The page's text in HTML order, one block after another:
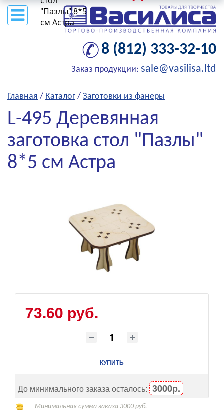
8 (812) 333-32-10
Заказ продукции: sale@vasilisa.ltd
Главная / Каталог / Заготовки из фанеры
L-495 Деревянная
заготовка стол "Пазлы"
8*5 см Астра
73.60 руб.
КУПИТЬ
До минимального заказа осталось: 3000р.
Минимальная сумма заказа 3000 руб.
"Пазлы" 8*5
см Астра